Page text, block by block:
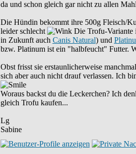
da und schon gleich gar nicht zu allen
Die Hündin bekommt ihre 500g Fleisch/
leider schlecht
Die Trofu-Variante
in Zukunft auch Canis Natural) und
bzw. Platinum ist ein "halbfeucht" Futter.
Obst frisst sie erstaunlicherweise
sich aber auch nicht drauf verlassen. Ich
Woraus backst du die Leckerchen? Ich
gleich Trofu kaufen...
Lg
Sabine